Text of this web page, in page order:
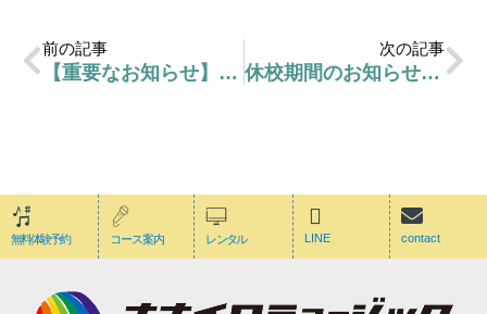
前の記事
【重要なお知らせ】【10/24 更新】新規ご入会、および無料体験レッスンの受付につきまして
次の記事
休校期間のお知らせ・講師募集について
無料体験予約 コース案内 レンタル LINE contact